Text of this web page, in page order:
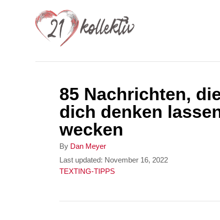
85 Nachrichten,
dich denken
wecken
By A
u
t
r
Dan Meyer
P
o
Last updated: November 16, 2022
C
TEXTING-TIPPS